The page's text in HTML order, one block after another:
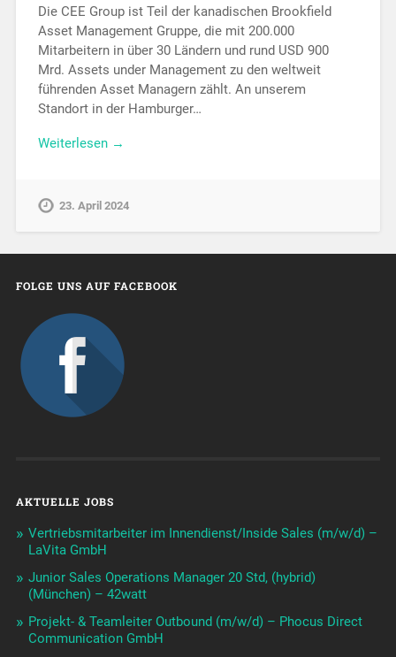
Die CEE Group ist Teil der kanadischen Brookfield
Asset Management Gruppe, die mit 200.000
Mitarbeitern in über 30 Ländern und rund USD 900
Mrd. Assets under Management zu den weltweit
führenden Asset Managern zählt. An unserem
Standort in der Hamburger…
Weiterlesen →
23. April 2024
FOLGE UNS AUF FACEBOOK
AKTUELLE JOBS
Vertriebsmitarbeiter im Innendienst/Inside Sales (m/w/d) –
LaVita GmbH
Junior Sales Operations Manager 20 Std, (hybrid)
(München) – 42watt
Projekt- & Teamleiter Outbound (m/w/d) – Phocus Direct
Communication GmbH